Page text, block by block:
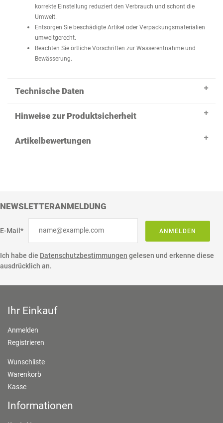
korrekte Einstellung reduziert den Verbrauch und schont die
Umwelt.
Entsorgen Sie beschädigte Artikel oder Verpackungsmaterialien
umweltgerecht.
Beachten Sie örtliche Vorschriften zur Wasserentnahme und
Bewässerung.
Technische Daten
Hinweise zur Produktsicherheit
Artikelbewertungen
NEWSLETTERANMELDUNG
E-Mail* ANMELDEN
Ich habe die Datenschutzbestimmungen gelesen und erkenne diese
ausdrücklich an.
Ihr Einkauf
Anmelden
Registrieren
Wunschliste
Warenkorb
Kasse
Informationen